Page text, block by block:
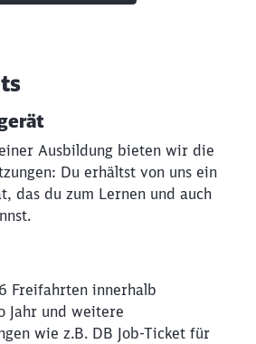
Ausbildung bieten wir die
Du erhältst von uns ein
das du zum Lernen und auch
Freifahrten innerhalb
Jahr und weitere
wie z.B. DB Job-Ticket für
Schließen